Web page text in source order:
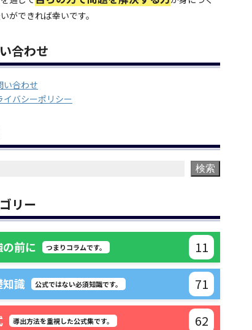
ができれば幸いです。
い合わせ
い合わせ
イバシーポリシー
検索
ゴリー
前に つまりコラムです。 11
識 公式ではない必須知識です。 71
導出方法を重視した公式集です。 62